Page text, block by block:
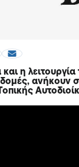
η
ανήκουν